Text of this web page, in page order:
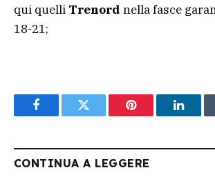
qui quelli Trenord nella fasce
18-21;
FacebookTwitter Pinterest
CONTINUA A LEGGERE